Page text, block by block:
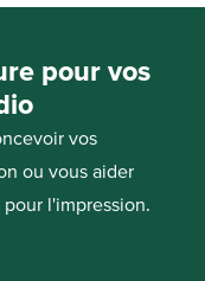
pour vos
vos
ou vous aider
l'impression.